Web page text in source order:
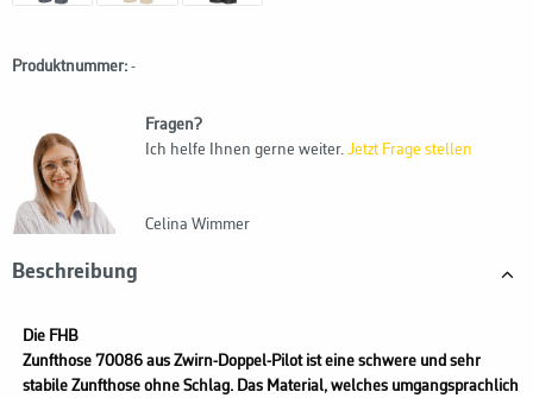
Produktnummer: -
Fragen?
Ich helfe Ihnen gerne weiter. Jetzt Frage stellen
Celina Wimmer
Beschreibung
Die FHB
Zunfthose 70086 aus Zwirn-Doppel-Pilot ist eine schwere und sehr
stabile Zunfthose ohne Schlag. Das Material, welches umgangsprachlich